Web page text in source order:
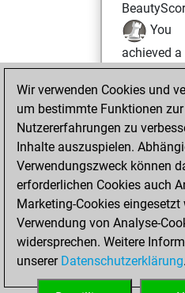
You
achieved
of 1516
9, 2022
You
your
Juni 8,
You
your Fritz
Wir verwenden Cookies und
um bestimmte Funktionen
Nutzererfahrungen zu
Inhalte auszuspielen.
Verwendungszweck können
erforderlichen Cookies auch
Marketing-Cookies eingesetzt
Verwendung von Analyse-
widersprechen. Weitere
unserer Datenschutzerklärung.